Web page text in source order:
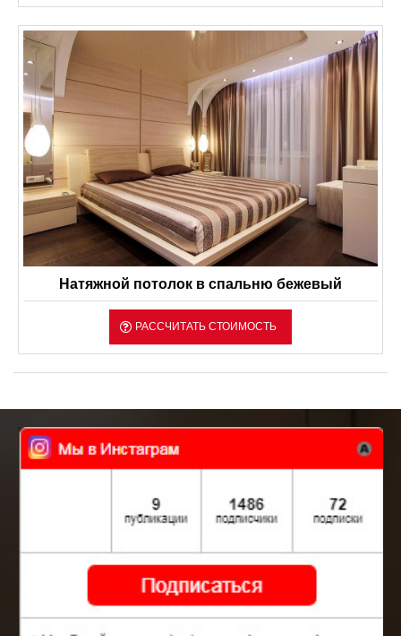
Натяжной потолок в спальню бежевый
РАССЧИТАТЬ СТОИМОСТЬ